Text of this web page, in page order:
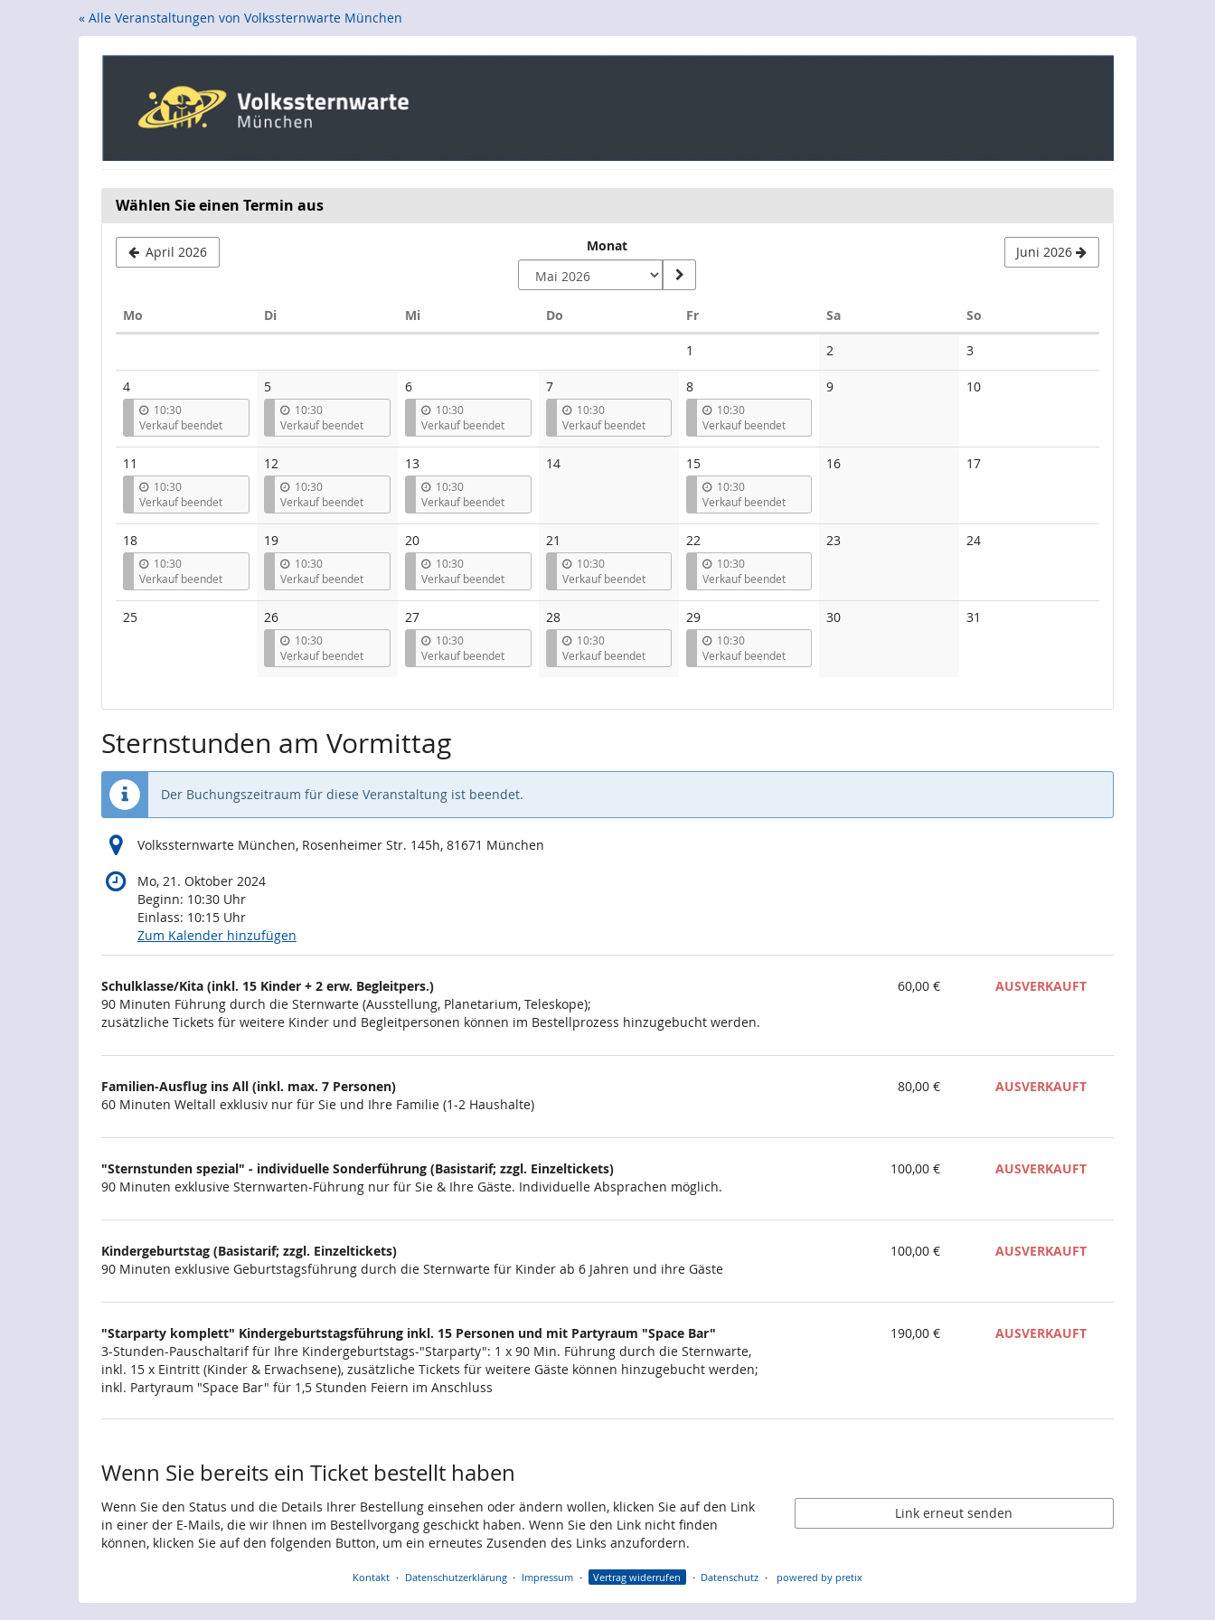
« Alle Veranstaltungen von Volkssternwarte München
Wählen Sie einen Termin aus
April 2026 Monat Juni 2026
Mo DiDienstag MiMittwoch Do FrFreitag SaSamstag So
1
Veranstaltungen
2
Veranstaltungen
3Keine
Veranstaltungen
4
10:30
Verkauf beendet
5
10:30
Verkauf beendet
6
10:30
Verkauf beendet
7
10:30
Verkauf beendet
8
10:30
Verkauf beendet
9Keine
10Keine
11
10:30
Verkauf beendet
12
10:30
Verkauf beendet
13
10:30
Verkauf beendet
14Keine
15
10:30
Verkauf beendet
16Keine
17Keine
18
10:30
Verkauf beendet
19
10:30
Verkauf beendet
20
10:30
Verkauf beendet
21
10:30
Verkauf beendet
22
10:30
Verkauf beendet
23Keine
24Keine
25Keine
26
10:30
Verkauf beendet
27
10:30
Verkauf beendet
28
10:30
Verkauf beendet
29
10:30
Verkauf beendet
30Keine
31
Sternstunden am Vormittag
Der Buchungszeitraum für diese Veranstaltung ist beendet.
Volkssternwarte München, Rosenheimer Str. 145h, 81671 München
Mo, 21. Oktober 2024
Beginn: 10:30 Uhr
Einlass: 10:15 Uhr
Zum Kalender hinzufügen
Produkte
Unkategorisierte
Produkte
Schulklasse/Kita (inkl. 15 Kinder + 2 erw. Begleitpers.)
90 Minuten Führung durch die Sternwarte (Ausstellung, Planetarium, Teleskope);
zusätzliche Tickets für weitere Kinder und Begleitpersonen können im Bestellprozess hinzugebucht werden.
60,00 € AUSVERKAUFT
Familien-Ausflug ins All (inkl. max. 7 Personen)
60 Minuten Weltall exklusiv nur für Sie und Ihre Familie (1-2 Haushalte)
80,00 € AUSVERKAUFT
"Sternstunden spezial" - individuelle Sonderführung (Basistarif; zzgl. Einzeltickets)
90 Minuten exklusive Sternwarten-Führung nur für Sie & Ihre Gäste. Individuelle Absprachen möglich.
100,00 € AUSVERKAUFT
Kindergeburtstag (Basistarif; zzgl. Einzeltickets)
90 Minuten exklusive Geburtstagsführung durch die Sternwarte für Kinder ab 6 Jahren und ihre Gäste
100,00 € AUSVERKAUFT
"Starparty komplett" Kindergeburtstagsführung inkl. 15 Personen und mit Partyraum "Space Bar"
3-Stunden-Pauschaltarif für Ihre Kindergeburtstags-"Starparty": 1 x 90 Min. Führung durch die Sternwarte,
inkl. 15 x Eintritt (Kinder & Erwachsene), zusätzliche Tickets für weitere Gäste können hinzugebucht werden;
inkl. Partyraum "Space Bar" für 1,5 Stunden Feiern im Anschluss
190,00 € AUSVERKAUFT
Wenn Sie bereits ein Ticket bestellt haben
Wenn Sie den Status und die Details Ihrer Bestellung einsehen oder ändern wollen, klicken Sie auf den Link
in einer der E-Mails, die wir Ihnen im Bestellvorgang geschickt haben. Wenn Sie den Link nicht finden
können, klicken Sie auf den folgenden Button, um ein erneutes Zusenden des Links anzufordern.
Link erneut senden
Kontakt Datenschutzerklärung Impressum Vertrag widerrufen Datenschutz powered by pretix